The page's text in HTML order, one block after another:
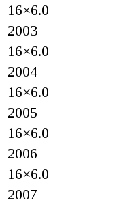
16×6.0
2003
16×6.0
2004
16×6.0
2005
16×6.0
2006
16×6.0
2007